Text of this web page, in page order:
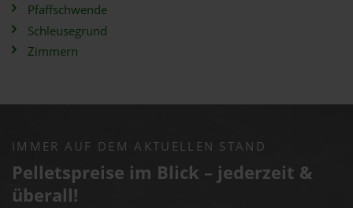
Pfaffschwende
Schleusegrund
Zimmern
IMMER AUF DEM AKTUELLEN STAND
Pelletspreise im Blick – jederzeit &
überall!